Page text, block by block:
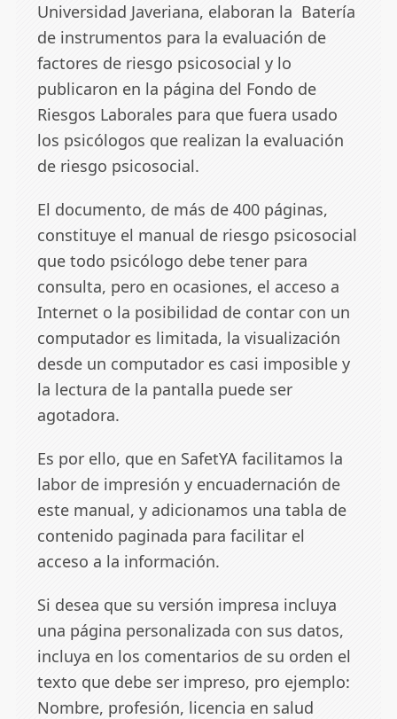
Universidad Javeriana, elaboran la Batería
de instrumentos para la evaluación de
factores de riesgo psicosocial y lo
publicaron en la página del Fondo de
Riesgos Laborales para que fuera usado
los psicólogos que realizan la evaluación
de riesgo psicosocial.
El documento, de más de 400 páginas,
constituye el manual de riesgo psicosocial
que todo psicólogo debe tener para
consulta, pero en ocasiones, el acceso a
Internet o la posibilidad de contar con un
computador es limitada, la visualización
desde un computador es casi imposible y
la lectura de la pantalla puede ser
agotadora.
Es por ello, que en SafetYA facilitamos la
labor de impresión y encuadernación de
este manual, y adicionamos una tabla de
contenido paginada para facilitar el
acceso a la información.
Si desea que su versión impresa incluya
una página personalizada con sus datos,
incluya en los comentarios de su orden el
texto que debe ser impreso, pro ejemplo:
Nombre, profesión, licencia en salud